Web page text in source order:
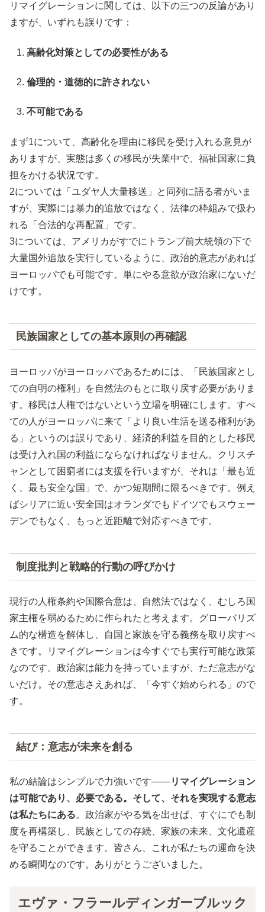
リマイグレーションに関しては、以下の三つの反論があり
ますが、いずれも誤りです：
高齢化対策としての必要性がある
倫理的・道徳的に許されない
不可能である
まず1について、高齢化を理由に移民を受け入れる意見が
ありますが、実態は多くの移民が失業中で、福祉国家に負
担をかける状況です。
2については「ユダヤ人大量移送」と同列に語る者がいま
すが、実際には暴力的追放ではなく、法律の枠組みで扱わ
れる「合法的な再配置」です。
3については、アメリカがすでにトランプ前大統領の下で
大量国外追放を実行しているように、政治的意志があれば
ヨーロッパでも可能です。単にやる意欲が政治家にないだ
けです。
民族国家としての基本原則の再確認
ヨーロッパがヨーロッパであるためには、「民族国家とし
ての自明の権利」を自然法のもとに取り戻す必要がありま
す。移民は人権ではないという立場を明確にします。すべ
ての人がヨーロッパに来て「より良い生活を送る権利があ
る」というのは誤りであり、経済的利益を目的とした移民
は受け入れ国の利益にならなければなりません。クリスチ
ャンとして困窮者には支援を行いますが、それは「最も近
く、最も安全な国」で、かつ短期間に限るべきです。例え
ばシリアに近い安全国はオランダでもドイツでもスウェー
デンでもなく、もっと近距離で対応すべきです。
制度批判と戦略的行動の呼びかけ
現行の人権条約や国際合意は、自然法ではなく、むしろ国
家主権を弱めるために作られたと考えます。グローバリズ
ム的な構造を解体し、自国と家族を守る義務を取り戻すべ
きです。リマイグレーションは今すぐでも実行可能な政策
なのです。政治家は能力を持っていますが、ただ意志がな
いだけ。その意志さえあれば、「今すぐ始められる」ので
す。
結び：意志が未来を創る
私の結論はシンプルで力強いです——リマイグレーション
は可能であり、必要である。そして、それを実現する意志
は私たちにある。政治家がやる気を出せば、すぐにでも制
度を再構築し、民族としての存続、家族の未来、文化遺産
を守ることができます。皆さん、これが私たちの運命を決
める瞬間なのです。ありがとうございました。
エヴァ・フラールディンガーブルック